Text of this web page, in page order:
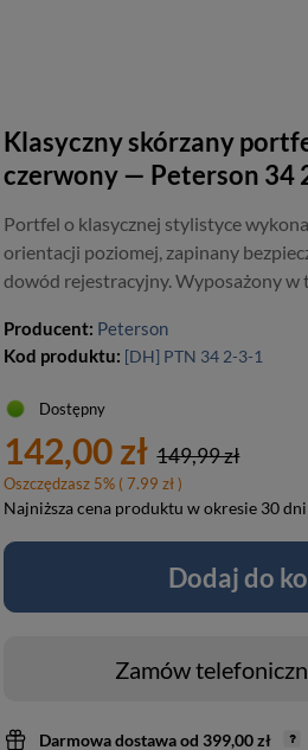
Klasyczny skórzany
czerwony — Peterson 34
Portfel o klasycznej stylistyce
orientacji poziomej, zapinany
dowód rejestracyjny. Wyposażony w
Producent: Peterson
Kod produktu: [DH] PTN 34 2-3-1
Dostępny
142,00 zł 149,99 zł
Oszczędzasz 5% ( 7.99 zł )
Najniższa cena produktu w okresie 30
Dodaj do
Zamów
Darmowa dostawaod 399,00 zł